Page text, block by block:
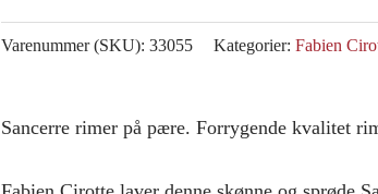
Varenummer (SKU): 33055 Kategorier: Fabien
Sancerre rimer på pære. Forrygende kvalitet